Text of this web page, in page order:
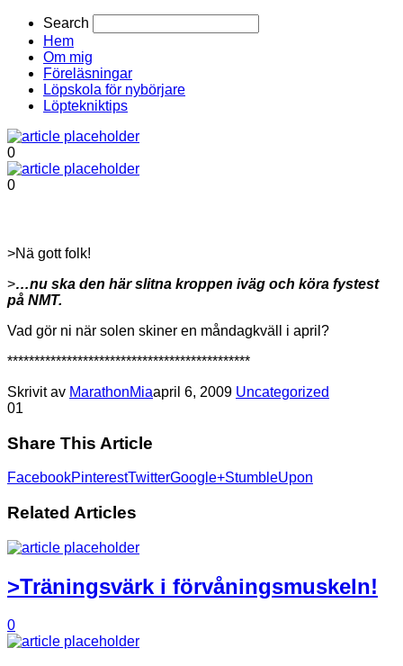
Search
Hem
Om mig
Föreläsningar
Löpskola för nybörjare
Löptekniktips
0
0
>Nä gott folk!
>…nu ska den här slitna kroppen iväg och köra fystest
på NMT.
Vad gör ni när solen skiner en måndagkväll i april?
*********************************************
Skrivit av MarathonMiaapril 6, 2009 Uncategorized
01
Share This Article
FacebookPinterestTwitterGoogle+StumbleUpon
Related Articles
>Träningsvärk i förvåningsmuskeln!
0